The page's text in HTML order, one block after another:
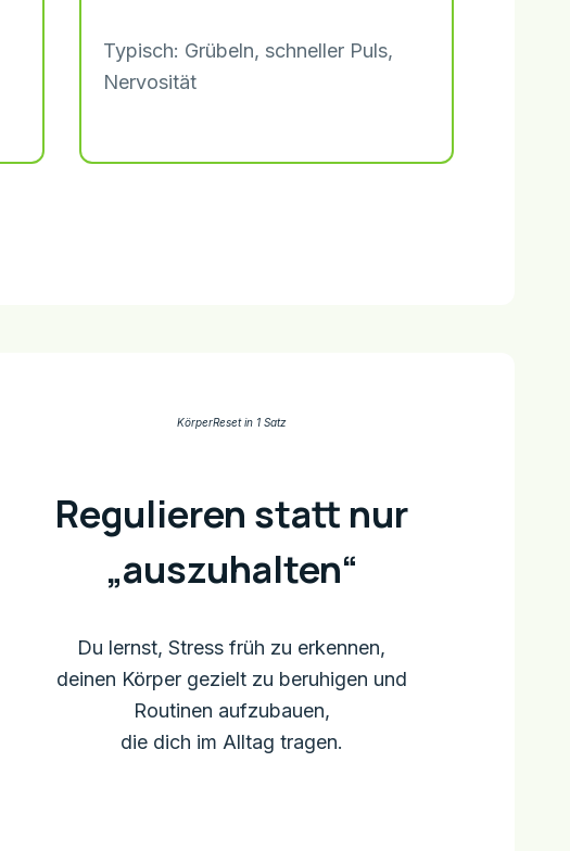
Typisch: Grübeln, schneller Puls,
Nervosität
KörperReset in 1 Satz
Regulieren statt nur
„auszuhalten“
Du lernst, Stress früh zu erkennen,
deinen Körper gezielt zu beruhigen und
Routinen aufzubauen,
die dich im Alltag tragen.